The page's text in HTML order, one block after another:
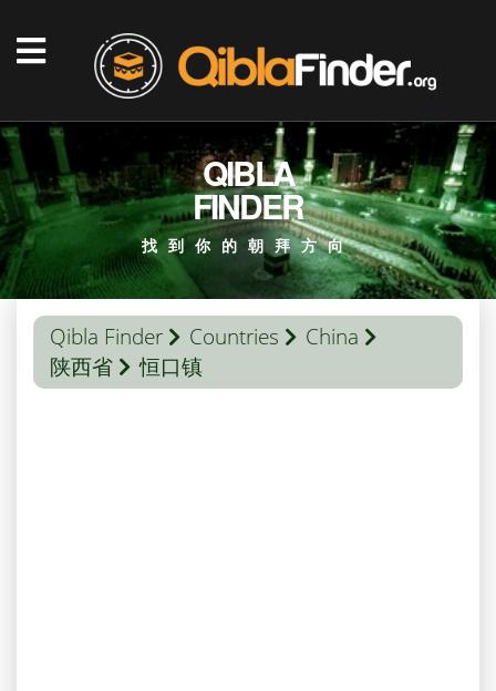
QIBLA
FINDER
找到你的朝拜方向
Qibla Finder Countries
China
陕西省
恒口镇